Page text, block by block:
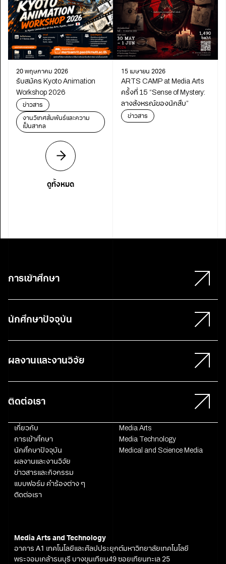
20 พฤษภาคม 2026
รับสมัคร Kyoto Animation
Workshop 2026
ข่าวสาร
งานวิเทศสัมพันธ์และความ
เป็นสากล
15 เมษายน 2026
ARTS CAMP at Media Arts
ครั้งที่ 15 “Sense of Mystery:
ลางสังหรณ์ของนักสืบ”
ข่าวสาร
ดูทั้งหมด
การเข้าศึกษา
นักศึกษาปัจจุบัน
ผลงานและงานวิจัย
ติดต่อเรา
เกี่ยวกับ
การเข้าศึกษา
นักศึกษาปัจจุบัน
ผลงานและงานวิจัย
ข่าวสารและกิจกรรม
แบบฟอร์ม คำร้องต่าง ๆ
ติดต่อเรา
Media Arts
Media Technology
Medical and Science Media
Media Arts and Technology
อาคาร A1 เทคโนโลยีและศิลปประยุกต์มหาวิทยาลัยเทคโนโลยี
พระจอมเกล้าธนบุรี บางขุนเทียน49 ซอยเทียนทะเล 25